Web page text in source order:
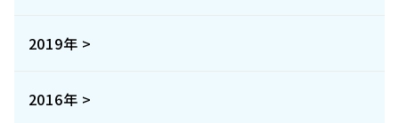
2019年 >
2016年 >